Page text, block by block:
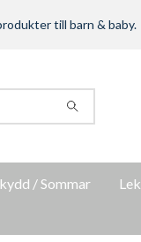
till barn & baby.
/ Sommar Lek